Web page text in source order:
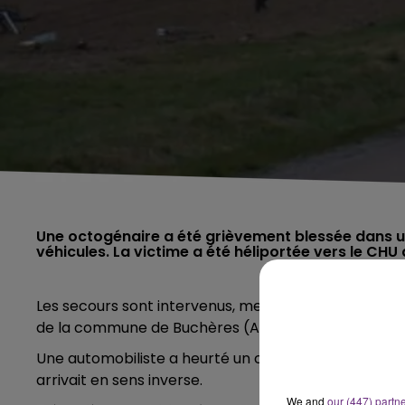
Une octogénaire a été grièvement blessée
Les secours sont intervenus, mercredi 9 avril, pour
de la commune de Buchères (Aube).
Une automobiliste a heurté un camion qui se
arrivait en sens inverse.
We and our (447)